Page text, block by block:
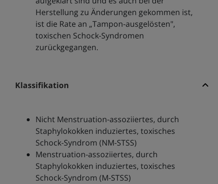
Herstellung zu Änderungen gekommen ist,
ist die Rate an „Tampon-ausgelösten",
toxischen Schock-Syndromen
zurückgegangen.
Klassifikation
Nicht Menstruation-assoziiertes, durch
Staphylokokken induziertes, toxisches
Schock-Syndrom (NM-STSS)
Menstruation-assoziiertes, durch
Staphylokokken induziertes, toxisches
Schock-Syndrom (M-STSS)